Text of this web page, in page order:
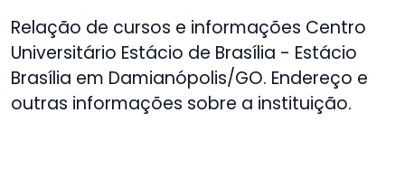
Relação de cursos e informações Centro
Universitário Estácio de Brasília - Estácio
Brasília em Damianópolis/GO. Endereço e
outras informações sobre a instituição.